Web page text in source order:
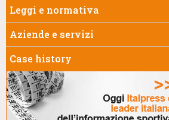
Leggi e normativa
Aziende e servizi
Case history